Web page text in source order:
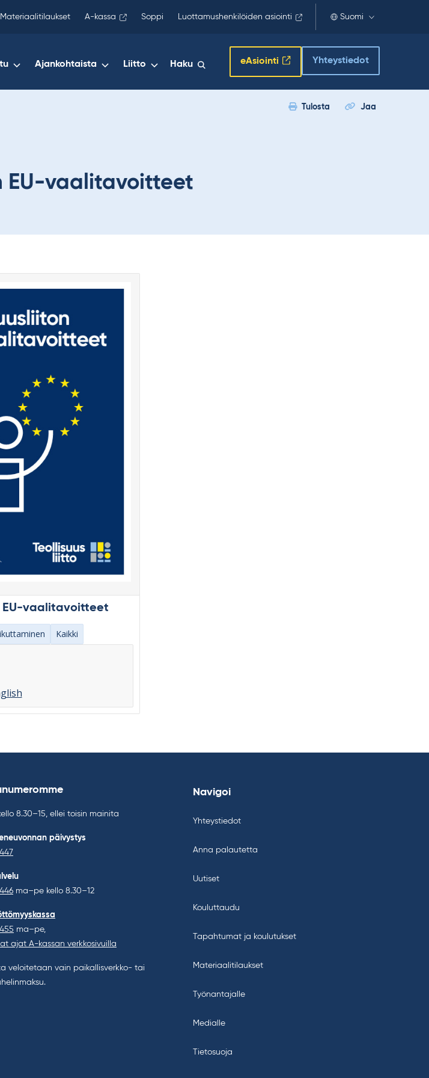
Materiaalitilaukset A-kassa Soppi Luottamushenkilöiden asiointi Suomi
Ajankohtaista Liitto Haku eAsiointi Yhteystiedot
Tulosta Jaa
EU-vaalitavoitteet
EU-vaalitavoitteet
Kaikki
8.30–15, ellei toisin mainita
päivystys
ma–pe kello 8.30–12
ma–pe,
ajat A-kassan verkkosivuilla
veloitetaan vain paikallisverkko- tai
Navigoi
Yhteystiedot
Anna palautetta
Uutiset
Kouluttaudu
Tapahtumat ja koulutukset
Materiaalitilaukset
Työnantajalle
Medialle
Tietosuoja